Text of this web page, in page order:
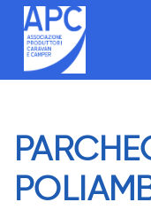
Salta
contenuto